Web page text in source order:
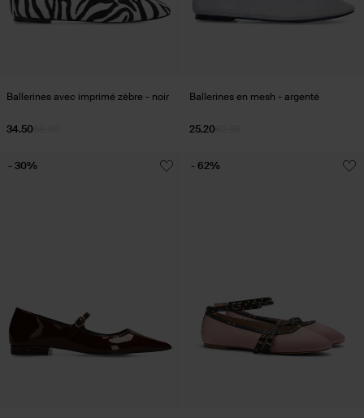
Ballerines avec imprimé zèbre - noir
34.50
Ballerines en mesh - argenté
25.20
- 30% - 62%